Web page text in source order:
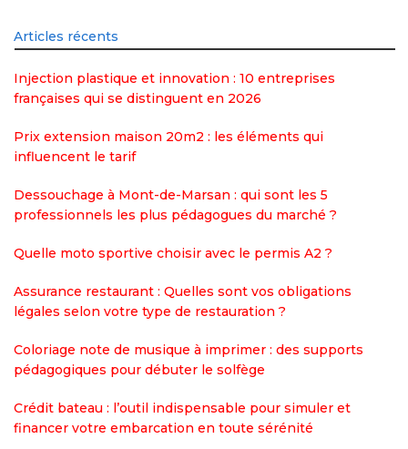
Articles récents
Injection plastique et innovation : 10 entreprises
françaises qui se distinguent en 2026
Prix extension maison 20m2 : les éléments qui
influencent le tarif
Dessouchage à Mont-de-Marsan : qui sont les 5
professionnels les plus pédagogues du marché ?
Quelle moto sportive choisir avec le permis A2 ?
Assurance restaurant : Quelles sont vos obligations
légales selon votre type de restauration ?
Coloriage note de musique à imprimer : des supports
pédagogiques pour débuter le solfège
Crédit bateau : l’outil indispensable pour simuler et
financer votre embarcation en toute sérénité